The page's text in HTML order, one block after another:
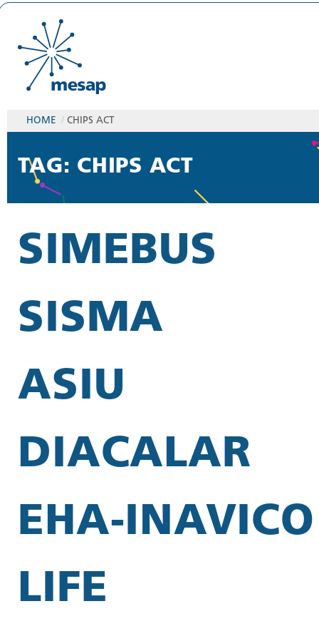
HOME /CHIPS ACT
TAG: CHIPS ACT
SIMEBUS
SISMA
ASIU
DIACALAR
EHA-INAVICO
LIFE